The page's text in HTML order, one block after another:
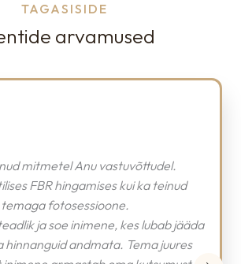
TAGASISIDE
arvamused
kogemus oli väga vajalik.
tõusis ja sain enda enesetunde
üle rõõmustada.